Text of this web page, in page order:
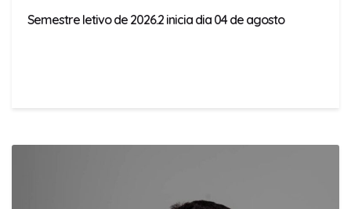
Semestre letivo de 2026.2 inicia dia 04 de agosto